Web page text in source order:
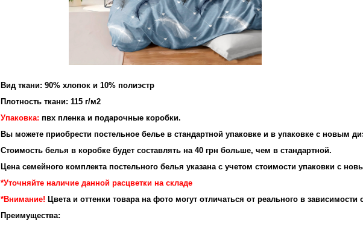
Вид ткани: 90% хлопок и 10% полиэстр
Плотность ткани: 115 г/м2
Упаковка: пвх пленка и подарочные коробки.
Вы можете приобрести постельное белье в стандартной упаковке и в упаковке с новым
Стоимость белья в коробке будет составлять на 40 грн больше, чем в стандартной.
Цена семейного комплекта постельного белья указана с учетом стоимости упаковки с
*Уточняйте наличие данной расцветки на складе
*Внимание! Цвета и оттенки товара на фото могут отличаться от реального в
Преимущества: